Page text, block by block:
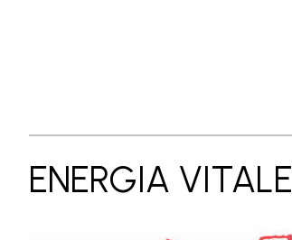
ENERGIA VITALE